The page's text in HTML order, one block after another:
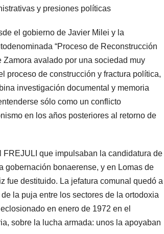
y presiones políticas
el gobierno de Javier Milei y la
“Proceso de Reconstrucción
Zamora avalado por una sociedad muy
proceso de construcción y fractura política,
investigación documental y memoria
sólo como un conflicto
en los años posteriores al retorno de
que impulsaban la candidatura de
gobernación bonaerense, y en Lomas de
fue destituido. La jefatura comunal quedó a
la puja entre los sectores de la ortodoxia
en enero de 1972 en el
sobre la lucha armada: unos la apoyaban